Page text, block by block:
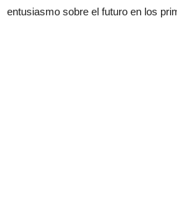
entusiasmo sobre el futuro en los